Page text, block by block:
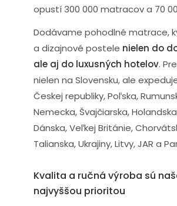
opustí 300 000 matracov a 70
Dodávame pohodlné matrace,
a dizajnové postele nielen do
ale aj do luxusných hotelov.
nielen na Slovensku, ale
Českej republiky, Poľska,
Nemecka, Švajčiarska,
Dánska, Veľkej Británie,
Talianska, Ukrajiny, Litvy, JAR a
Kvalita a ručná výroba sú
najvyššou prioritou